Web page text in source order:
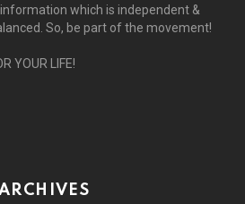
which is independent &
So, be part of the movement!
YOUR LIFE!